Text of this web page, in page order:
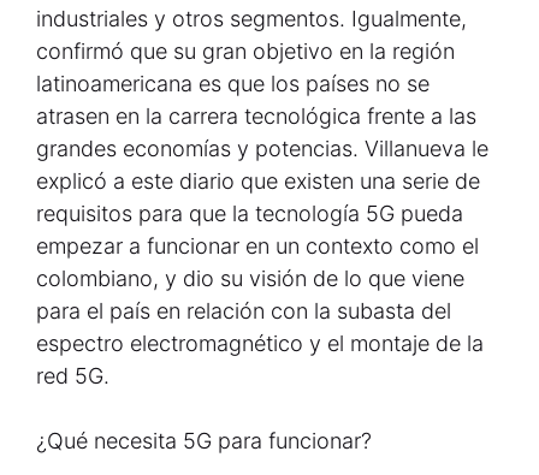
industriales y otros segmentos. Igualmente,
confirmó que su gran objetivo en la región
latinoamericana es que los países no se
atrasen en la carrera tecnológica frente a las
grandes economías y potencias. Villanueva le
explicó a este diario que existen una serie de
requisitos para que la tecnología 5G pueda
empezar a funcionar en un contexto como el
colombiano, y dio su visión de lo que viene
para el país en relación con la subasta del
espectro electromagnético y el montaje de la
red 5G.
¿Qué necesita 5G para funcionar?